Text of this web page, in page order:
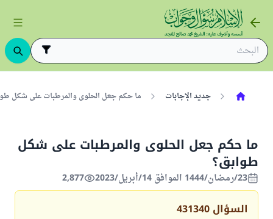
جديد الإجابات ما حكم جعل الحلوى والمرطبات على شكل
ما حكم جعل الحلوى والمرطبات على شكل
طوابق؟
23/رمضان/1444 الموافق 14/أبريل/2023 2,877
السؤال 431340